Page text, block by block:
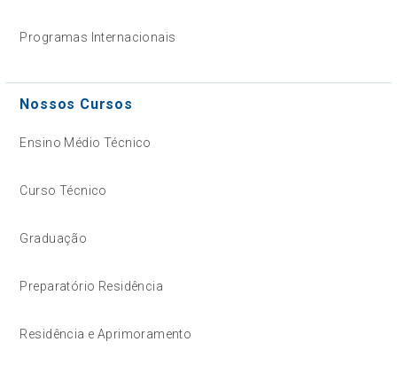
Programas Internacionais
Nossos Cursos
Ensino Médio Técnico
Curso Técnico
Graduação
Preparatório Residência
Residência e Aprimoramento